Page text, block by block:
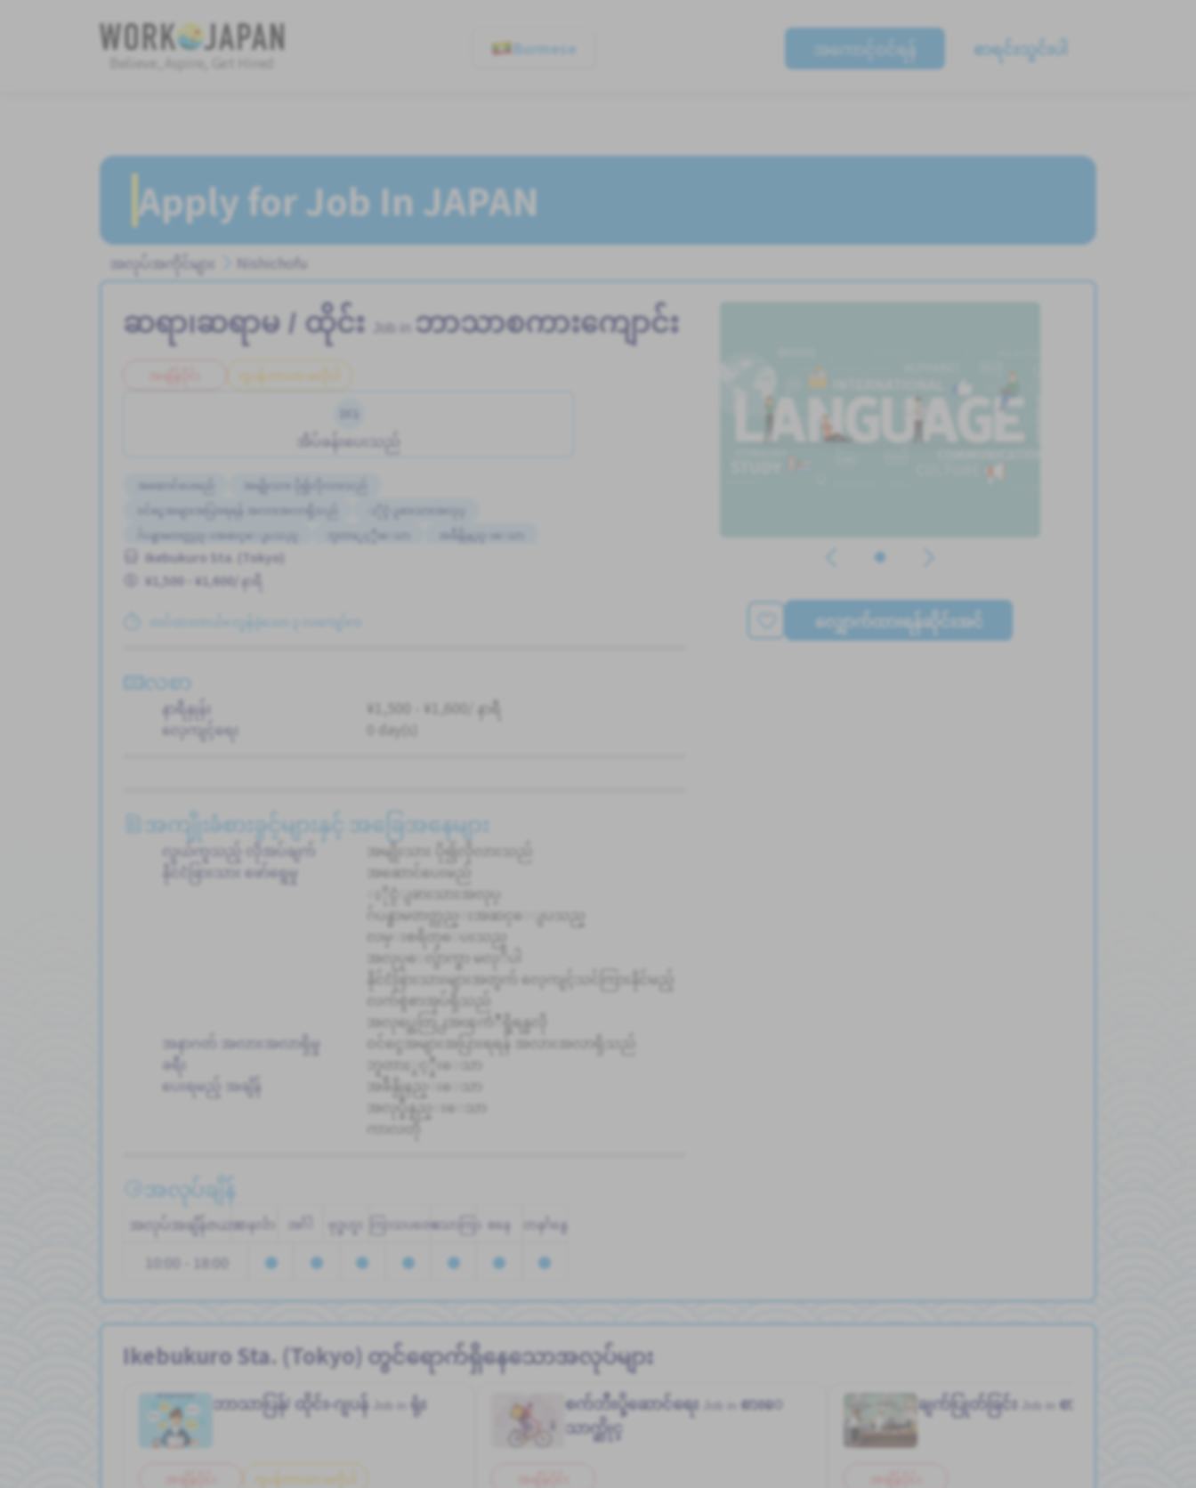
Believe, Aspire, Get Hired
Burmese အကောင့်ဝင်ရန် စာရင်းသွင်းပါ
Apply for Job In JAPAN
အလုပ်အကိုင်များ Nishichofu
ဆရာ၊ဆရာမ / ထိုင်း ဘာသာစကားကျောင်း
ဂျပန်ဘာသာ မလိုပါ
အိပ်ခန်းပေးသည်
အဆောင်ပေးမည်
အမျိုးသား ပို၍လိုလားသည်
ဝင်ငွေအများအပြားရရန် အလားအလာရှိသည်
ႏိုင္ငံျခားသားအလုပ္
ဂ်ပန္စာမတတ္လည္းအဆင္ေျပသည္
ဘူတာႏွင့္နီးေသာ
အခ်ိန္ပိုနည္းေသာ
အလုပ္ခ်ိန္နည္းေသာ
လမ္းစရိတ္ေပးသည္
ကာလတို
နိုင်ငံခြားသားများအတွက် လေ့ကျင့်သင်ကြားနိုင်မည့် လက်စွဲစာအုပ်ရှိသည်
Ikebukuro Sta. (Tokyo)
¥1,500 - ¥1,600/ နာရီ
တင်ထားတယ်။ လွန်ခဲ့သော ၃ လကျော်က
လစာ
နာရီနှုန်း
¥1,500 - ¥1,600/ နာရီ
လေ့ကျင့်ရေး
0 day(s)
အကျိုးခံစားခွင့်များနှင့် အခြေအနေများ
လွယ်ကူသည့် လိုအပ်ချက်
အမျိုးသား ပို၍လိုလားသည်
နိုင်ငံခြားသား ဖော်ရွေမှု
အဆောင်ပေးမည်
ႏိုင္ငံျခားသားအလုပ္
ဂ်ပန္စာမတတ္လည္းအဆင္ေျပသည္
လမ္းစရိတ္ေပးသည္
အလုပ္ေလွ်ာက္စာ မလုိပါ
နိုင်ငံခြားသားများအတွက် လေ့ကျင့်သင်ကြားနိုင်မည့်
လက်စွဲစာအုပ်ရှိသည်
အလုပ္အေတြ႕အၾကံဳရွိရန္မလို
အနာဂတ် အလားအလာရှိမှု
ဝင်ငွေအများအပြားရရန် အလားအလာရှိသည်
ခရီး
ဘူတာႏွင့္နီးေသာ
ပေးရမည့် အချိန်
အခ်ိန္ပိုနည္းေသာ
အလုပ္ခ်ိန္နည္းေသာ
ကာလတို
အလုပ်ချိန်
အလုပ်အချိန်ဇယားတနင်္လာ အင်္ဂါ ဗုဒ္ဓဟူး ကြာသပတေးသောကြာ စနေ တနင်္ဂနွေ
10:00 - 18:00
လျှောက်ထားရန်ဆိုင်းအင်
Ikebukuro Sta. (Tokyo) တွင်ရောက်ရှိနေသောအလုပ်များ
ဘာသာပြန်/ ထိုင်း-ဂျပန် ရုံး
ဂျပန်ဘာသာ မလိုပါ
စက်ဘီးပို့ဆောင်ရေး
စားေ
သာက္ဆိုင္
ချက်ပြုတ်ခြင်း စားေသာက္ဆိုင္